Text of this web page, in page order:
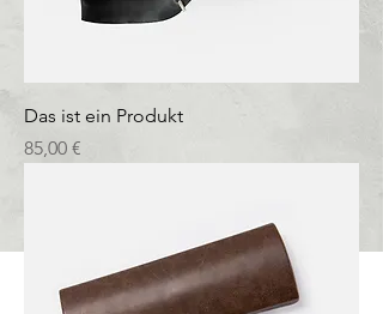
Das ist ein Produkt
Preis
85,00 €